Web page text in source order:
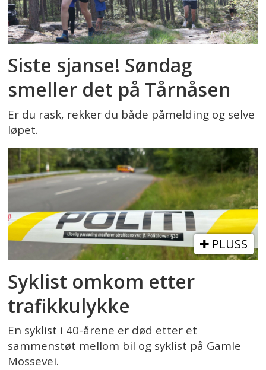
Siste sjanse! Søndag
smeller det på Tårnåsen
Er du rask, rekker du både påmelding og selve
løpet.
PLUSS
Syklist omkom etter
trafikkulykke
En syklist i 40-årene er død etter et
sammenstøt mellom bil og syklist på Gamle
Mossevei.